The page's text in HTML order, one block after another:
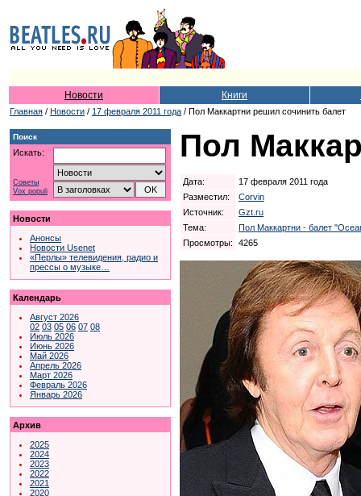
Новости Книги
Главная / Новости / 17 февраля 2011 года / Пол Маккартни решил сочинить балет
Поиск
Искать:
Советы
Vox populi
Новости
Анонсы
Новости Usenet
«Перлы» телевидения, радио и
прессы о музыке…
Календарь
Август 2026
02 03 05 06 07 08
Июль 2026
Июнь 2026
Май 2026
Апрель 2026
Март 2026
Февраль 2026
Январь 2026
Архив
2025
2024
2023
2022
2021
2020
Пол
Дата:
17 февраля 2011 года
Разместил:
Corvin
Источник:
Gzt.ru
Тема:
Пол Маккартни - балет
Просмотры:
4265